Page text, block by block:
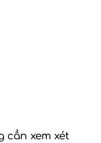
cần xem xét